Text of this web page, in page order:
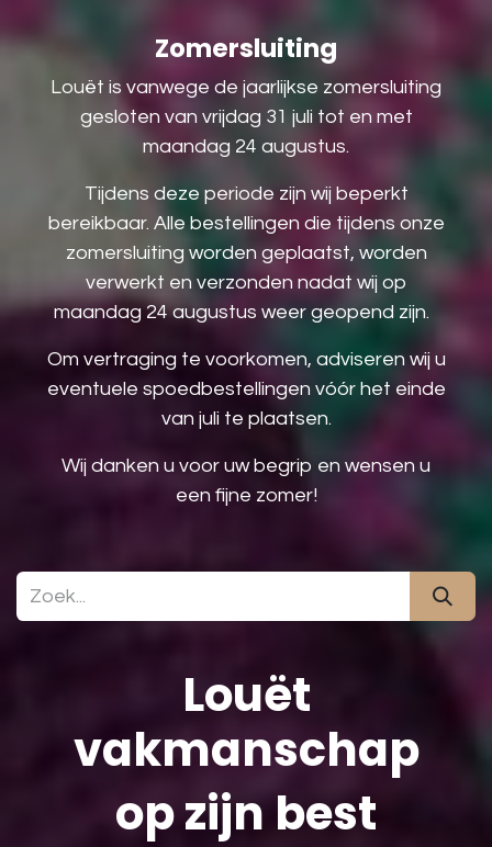
Zomersluiting
Louët is vanwege de jaarlijkse zomersluiting
gesloten van vrijdag 31 juli tot en met
maandag 24 augustus.
Tijdens deze periode zijn wij beperkt
bereikbaar. Alle bestellingen die tijdens onze
zomersluiting worden geplaatst, worden
verwerkt en verzonden nadat wij op
maandag 24 augustus weer geopend zijn.
Om vertraging te voorkomen, adviseren wij u
eventuele spoedbestellingen vóór het einde
van juli te plaatsen.
Wij danken u voor uw begrip en wensen u
een fijne zomer!
Louët
vakmanschap
op zijn best